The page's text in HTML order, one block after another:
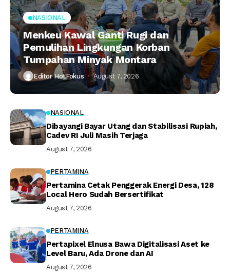
NASIONAL
Menkeu Kawal Ganti Rugi dan
Pemulihan Lingkungan Korban
Tumpahan Minyak Montara
Editor HotFokus August 7, 2026
NASIONAL
Dibayangi Bayar Utang dan Stabilisasi Rupiah,
Cadev RI Juli Masih Terjaga
August 7, 2026
PERTAMINA
Pertamina Cetak Penggerak Energi Desa, 128
Local Hero Sudah Bersertifikat
August 7, 2026
PERTAMINA
Pertapixel Elnusa Bawa Digitalisasi Aset ke
Level Baru, Ada Drone dan AI
August 7, 2026